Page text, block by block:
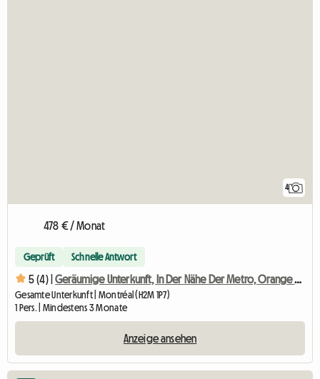
4
478 € / Monat
Geprüft Schnelle Antwort
5 (4) | Geräumige Unterkunft, In Der Nähe Der Metro, Orange Line
Gesamte Unterkunft | Montréal (H2M 1P7)
1 Pers. | Mindestens 3 Monate
Anzeige ansehen